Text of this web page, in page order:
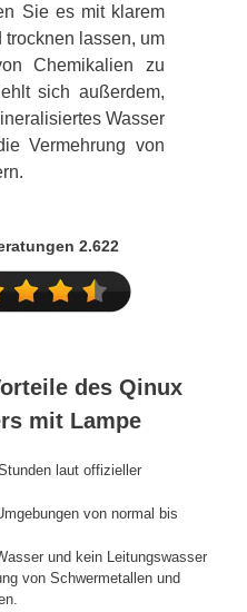
Sie es mit klarem
lassen, um
Chemikalien zu
sich außerdem,
Wasser
Vermehrung von
2.622
des Qinux
mit Lampe
laut offizieller
von normal bis
und kein Leitungswasser
von Schwermetallen und